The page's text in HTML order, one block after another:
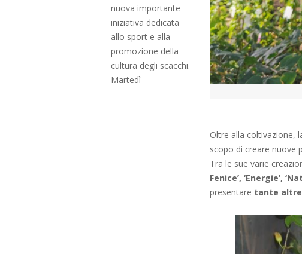
Oltre alla coltivazione,
scopo di creare nuove
Tra le sue varie
Fenice’, ‘Energie’,
presentare tante altre
nuova importante
iniziativa dedicata
allo sport e alla
promozione della
cultura degli scacchi.
Martedì